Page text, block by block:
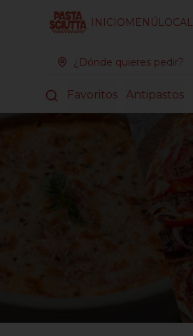
INICIOMENÚLOCAL
¿Dónde quieres pedir?
Favoritos Antipastos